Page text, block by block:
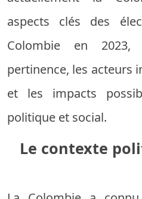
aspects clés des
Colombie en
pertinence, les acteurs
et les impacts
politique et social.
Le contexte